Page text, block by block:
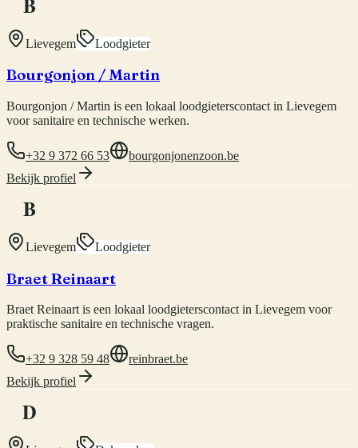
Lievegem Loodgieter
Bourgonjon / Martin
Bourgonjon / Martin is een lokaal loodgieterscontact in Lievegem
voor sanitaire en technische werken.
+32 9 372 66 53
bourgonjonenzoon.be
Bekijk profiel
B
Lievegem Loodgieter
Braet Reinaart
Braet Reinaart is een lokaal loodgieterscontact in Lievegem voor
praktische sanitaire en technische vragen.
+32 9 328 59 48
reinbraet.be
Bekijk profiel
D